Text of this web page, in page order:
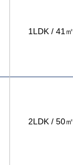
1LDK / 41㎡
2LDK / 50㎡